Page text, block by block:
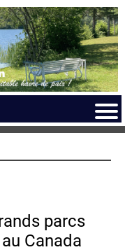
parcs
Canada